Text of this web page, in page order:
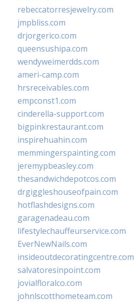
rebeccatorresjewelry.com
jmpbliss.com
drjorgerico.com
queensushipa.com
wendyweimerdds.com
ameri-camp.com
hrsreceivables.com
empconst1.com
cinderella-support.com
bigpinkrestaurant.com
inspirehuahin.com
memmingerspainting.com
jeremypbeasley.com
thesandwichdepotcos.com
drgiggleshouseofpain.com
hotflashdesigns.com
garagenadeau.com
lifestylechauffeurservice.com
EverNewNails.com
insideoutdecoratingcentre.com
salvatoresinpoint.com
jovialfloralco.com
johnlscotthometeam.com